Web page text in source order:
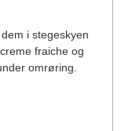
i stegeskyen
fraiche og
omrøring.